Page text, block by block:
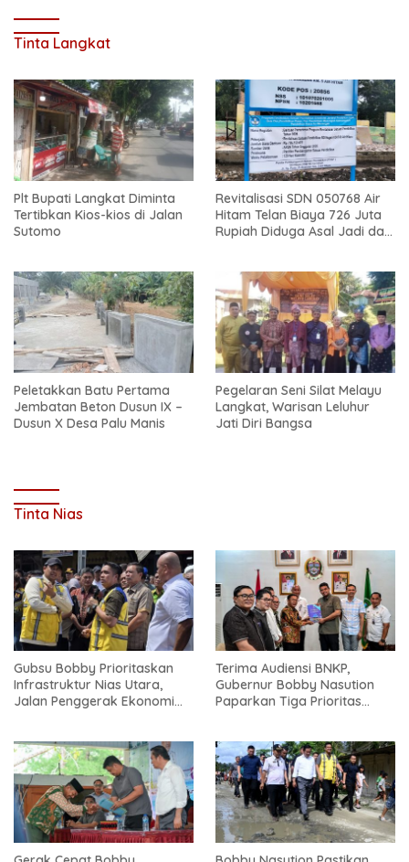
Tinta Langkat
Plt Bupati Langkat Diminta
Tertibkan Kios-kios di Jalan
Sutomo
Revitalisasi SDN 050768 Air
Hitam Telan Biaya 726 Juta
Rupiah Diduga Asal Jadi dan
Peletakkan Batu Pertama
Jembatan Beton Dusun IX –
Dusun X Desa Palu Manis
Pegelaran Seni Silat Melayu
Langkat, Warisan Leluhur
Jati Diri Bangsa
Tinta Nias
Gubsu Bobby Prioritaskan
Infrastruktur Nias Utara,
Jalan Penggerak Ekonomi
Terima Audiensi BNKP,
Gubernur Bobby Nasution
Paparkan Tiga Prioritas